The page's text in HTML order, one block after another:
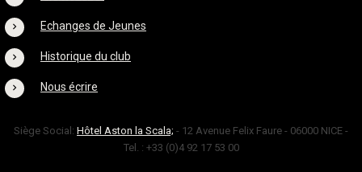
Echanges de Jeunes
Historique du club
Nous écrire
Siège Social: Hôtel Aston la Scala; - 12 Avenue Felix Faure - 06000 NICE -
Tel. : +33 (0)4 92 17 53 00